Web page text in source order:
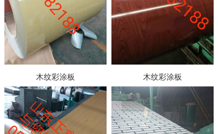
木纹彩涂板 木纹彩涂板